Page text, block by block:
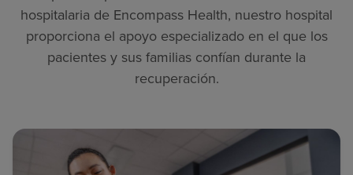
hospitalaria de Encompass Health, nuestro hospital
proporciona el apoyo especializado en el que los
pacientes y sus familias confían durante la
recuperación.